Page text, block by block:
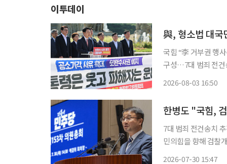
이투데이
국힘 “李 거부권 행
구성…7대 범죄 전건송
2026-08-03 16:50
한병도 "국힘,
7대 범죄 전건송치 추진 더불어민주당이 형사소송법 개정안의 국회 본회의 처리
민의힘을 향해 검찰
2026-07-30 15:47